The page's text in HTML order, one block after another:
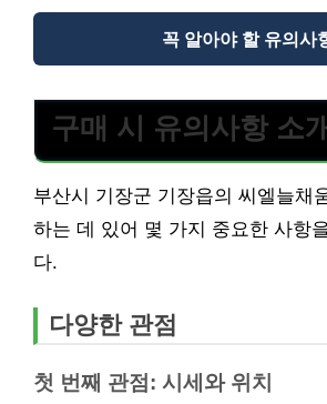
꼭 알아야 할 유의사
구매 시 유의사항 소개
부산시 기장군 기장읍의 씨엘늘채
하는 데 있어 몇 가지 중요한 사항
다.
다양한 관점
첫 번째 관점: 시세와 위치